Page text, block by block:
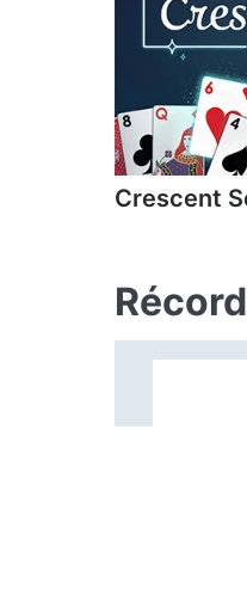
Crescent